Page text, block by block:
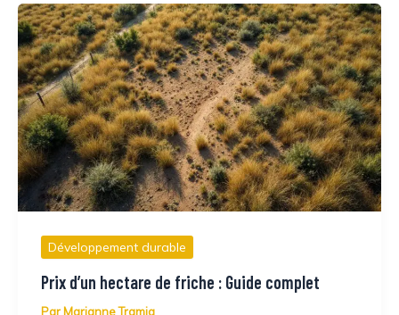
Développement durable
Prix d’un hectare de friche : Guide complet
Par Marianne Tramia